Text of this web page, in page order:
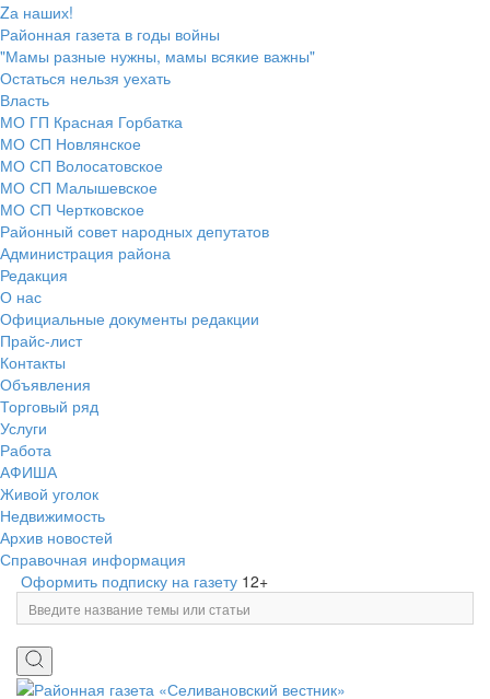
Zа наших!
Районная газета в годы войны
"Мамы разные нужны, мамы всякие важны"
Остаться нельзя уехать
Власть
МО ГП Красная Горбатка
МО СП Новлянское
МО СП Волосатовское
МО СП Малышевское
МО СП Чертковское
Районный совет народных депутатов
Администрация района
Редакция
О нас
Официальные документы редакции
Прайс-лист
Контакты
Объявления
Торговый ряд
Услуги
Работа
АФИША
Живой уголок
Недвижимость
Архив новостей
Справочная информация
Оформить подписку на газету 12+